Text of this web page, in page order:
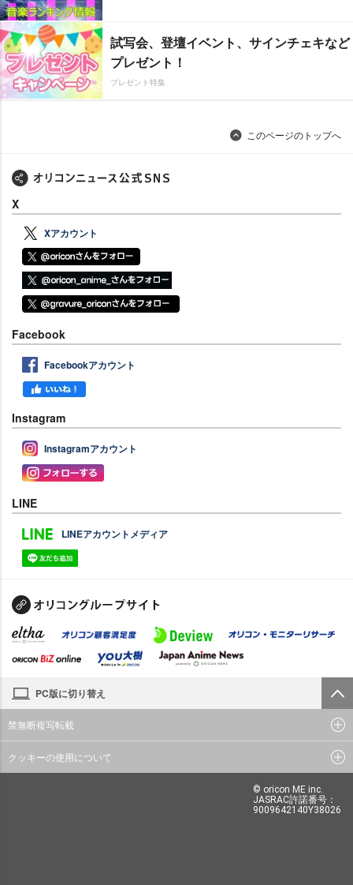
試写会、登壇イベント、サインチェキなど
プレゼント！
プレゼント特集
このページのトップへ
X
Xアカウント
Facebook
Facebookアカウント
Instagram
Instagramアカウント
LINE
LINEアカウントメディア
PC版に切り替え
禁無断複写転載
クッキーの使用について
© oricon ME inc.
JASRAC許諾番号：
9009642140Y38026